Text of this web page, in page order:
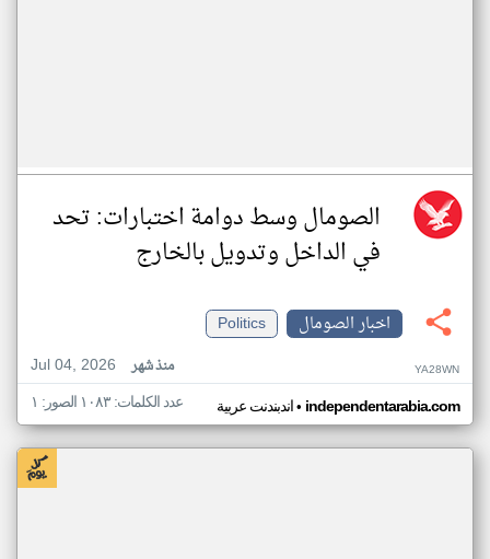
الصومال وسط دوامة اختبارات: تحد
في الداخل وتدويل بالخارج
اخبار الصومال
Politics
Jul 04, 2026
منذ شهر YA28WN
اندبندنت عربية• independentarabia.com عدد الكلمات: ١٠٨٣ الصور: ١